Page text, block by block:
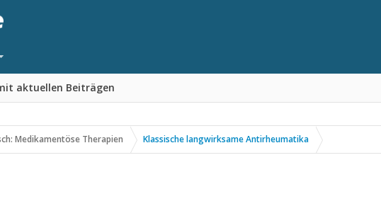
aktuellen Beiträgen
Medikamentöse Therapien Klassische langwirksame Antirheumatika